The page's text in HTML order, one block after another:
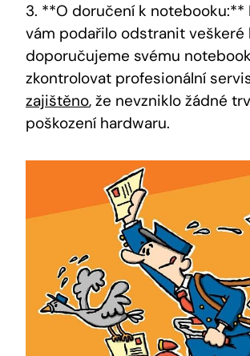
3. **O doručení k notebooku:**
vám podařilo odstranit veškeré
doporučujeme svému
zkontrolovat profesionální
zajištěno, že nevzniklo žádné
poškození hardwaru.